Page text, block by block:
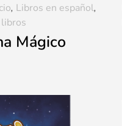
Mágico
, Libros en español,